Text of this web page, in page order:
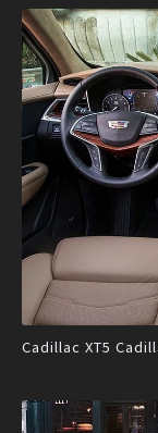
Cadillac XT5